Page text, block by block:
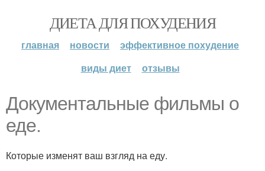
ДИЕТА ДЛЯ ПОХУДЕНИЯ
главная новости
эффективное похудение
виды диет
отзывы
Документальные фильмы о
еде.
Которые изменят ваш взгляд на еду.